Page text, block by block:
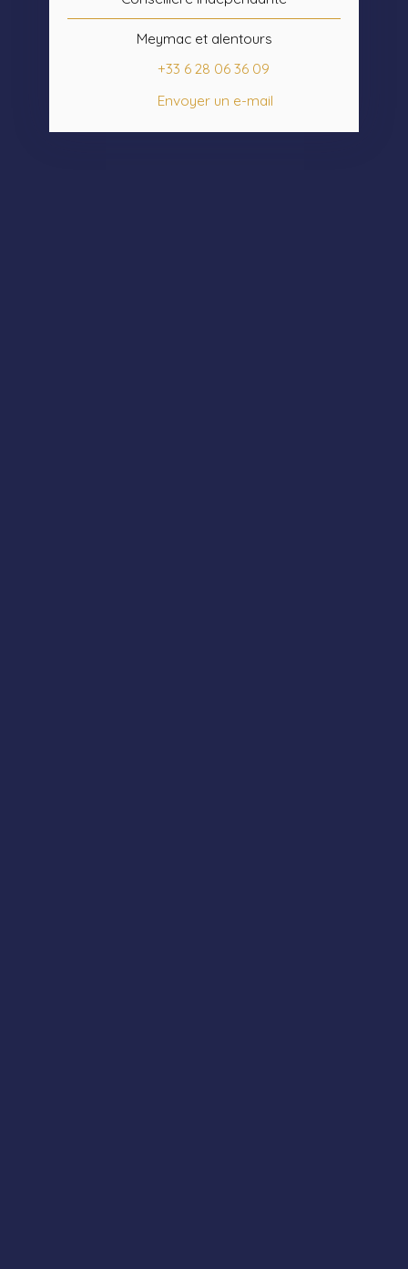
Meymac et alentours
+33 6 28 06 36 09
Envoyer un e-mail